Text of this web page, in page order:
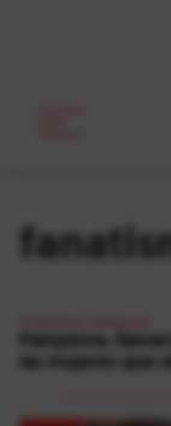
Pamplona,
las mujeres que